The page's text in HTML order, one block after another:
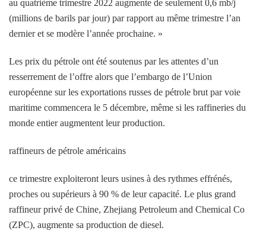
au quatrième trimestre 2022 augmente de seulement 0,6 mb/j
(millions de barils par jour) par rapport au même trimestre l’an
dernier et se modère l’année prochaine. »
Les prix du pétrole ont été soutenus par les attentes d’un
resserrement de l’offre alors que l’embargo de l’Union
européenne sur les exportations russes de pétrole brut par voie
maritime commencera le 5 décembre, même si les raffineries du
monde entier augmentent leur production.
raffineurs de pétrole américains
ce trimestre exploiteront leurs usines à des rythmes effrénés,
proches ou supérieurs à 90 % de leur capacité. Le plus grand
raffineur privé de Chine, Zhejiang Petroleum and Chemical Co
(ZPC), augmente sa production de diesel.